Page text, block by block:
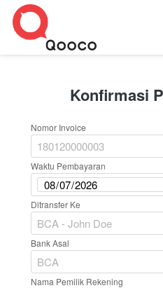
Konfirmasi
Nomor Invoice
Waktu Pembayaran
Ditransfer Ke
Bank Asal
Nama Pemilik Rekening